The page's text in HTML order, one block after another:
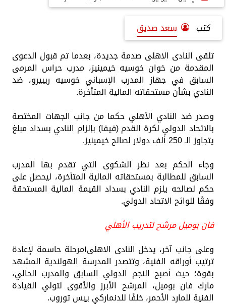
كتب
سعد صديق
تلقى النادى الاهلى صدمة جديدة، بعدما تم قبول الدعوى
المقدمة من خوان خوسيه خيمينيز، مدرب حراس المرمى
السابق في جهاز المدرب الإسباني خوسيه ريبيرو، ضد
النادي بشأن مستحقاته المالية المتأخرة.
وصدر ضد النادي الأهلي حكما من جانب الجهات المختصة
بالاتحاد الدولي لكرة القدم (فيفا) بإلزام النادي بسداد مبلغ
يتجاوز الـ 250 ألف دولار لصالح خيمينيز.
وجاء الحكم بعد نظر الشكوى التي تقدم بها المدرب
السابق للمطالبة بمستحقاته المالية المتأخرة، ليحصل على
حكم لصالحه يلزم النادي بسداد القيمة المالية المستحقة
وفقًا للوائح الاتحاد الدولي.
فان بوميل مرشح لتدريب الأهلي
وعلى جانب آخر، يدخل النادى الاهلى١مرحلة حاسمة لإعادة
ترتيب أوراقه الفنية، وتتصدر المدرسة الهولندية المشهد
بقوة؛ حيث أصبح النجم الدولي السابق والمدرب الحالي،
مارك فان بوميل، المرشح الأبرز والأقوى لتولي القيادة
الفنية للمارد الأحمر، خلفًا للدنماركي ييس توروب.